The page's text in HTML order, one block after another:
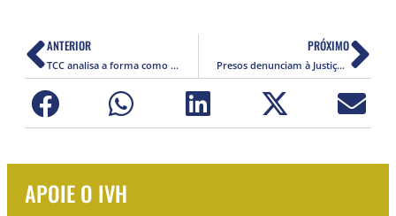
ANTERIOR
TCC analisa a forma como jornais noticiaram a morte de Herzog
PRÓXIMO
Presos denunciam à Justiça tortura em quartel no Rio de Janeiro
APOIE O IVH